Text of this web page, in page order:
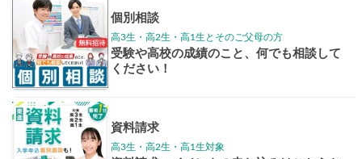
高3生 高2生 高1生 中学生